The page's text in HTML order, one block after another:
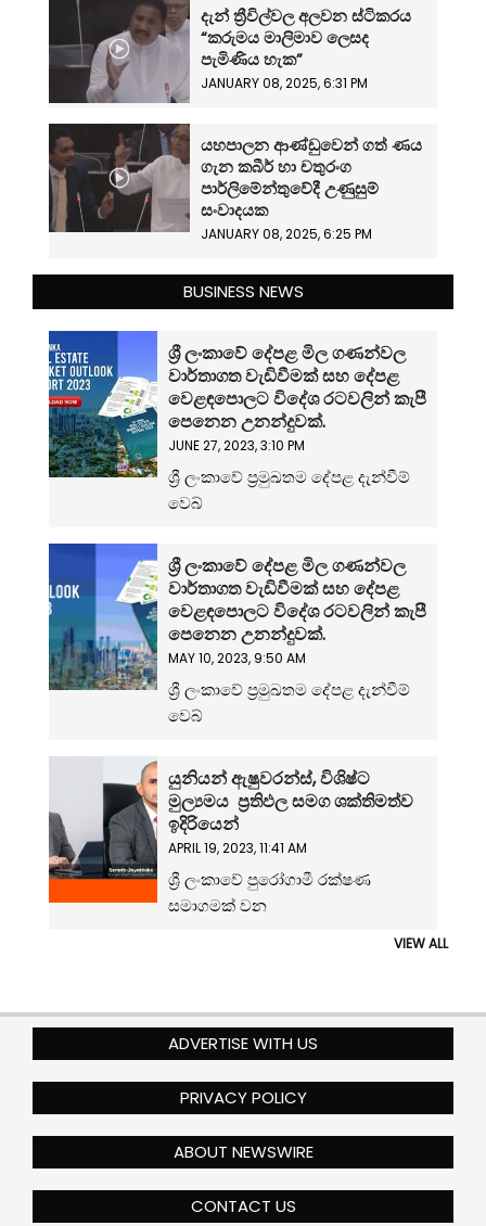
දැන් ත්‍රීවිල්වල අලවන ස්ටිකරය
“කරුමය මාලිමාව ලෙසද
පැමිණිය හැක”
JANUARY 08, 2025, 6:31 PM
යහපාලන ආණ්ඩුවෙන් ගත් ණය
ගැන කබීර් හා චතුරංග
පාර්ලිමේන්තුවේදී උණුසුම්
සංවාදයක
JANUARY 08, 2025, 6:25 PM
BUSINESS NEWS
ශ්‍රී ලංකාවේ දේපළ මිල ගණන්වල
වාර්තාගත වැඩිවීමක් සහ දේපළ
වෙළඳපොලට විදේශ රටවලින් කැපී
පෙනෙන උනන්දුවක්.
JUNE 27, 2023, 3:10 PM
ශ්‍රී ලංකාවේ ප්‍රමුඛතම දේපළ දැන්වීම්
වෙබ්
ශ්‍රී ලංකාවේ දේපළ මිල ගණන්වල
වාර්තාගත වැඩිවීමක් සහ දේපළ
වෙළඳපොලට විදේශ රටවලින් කැපී
පෙනෙන උනන්දුවක්.
MAY 10, 2023, 9:50 AM
ශ්‍රී ලංකාවේ ප්‍රමුඛතම දේපළ දැන්වීම්
වෙබ්
යුනියන් ඇෂුවරන්ස්, විශිෂ්ට
මුල්‍යමය ප්‍රතිඵල සමග ශක්තිමත්ව
ඉදිරියෙන්
APRIL 19, 2023, 11:41 AM
ශ්‍රී ලංකාවේ පුරෝගාමී රක්ෂණ
සමාගමක් වන
VIEW ALL
ADVERTISE WITH US
PRIVACY POLICY
ABOUT NEWSWIRE
CONTACT US